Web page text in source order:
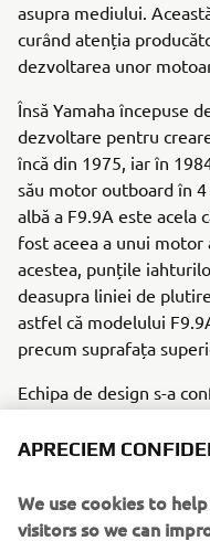
asupra mediului.
curând atenția
dezvoltarea unor
Însă Yamaha începuse
dezvoltare pentru
încă din 1975, iar în
său motor outboard în
albă a F9.9A este acela
fost aceea a unui
acestea, punțile
deasupra liniei de
astfel că modelului
precum suprafața
Echipa de design s-a
cum ar fi modificarea
unei elice cu tracțiune
alimentare a unei
APRECIEM
We use cookies to
visitors so we can